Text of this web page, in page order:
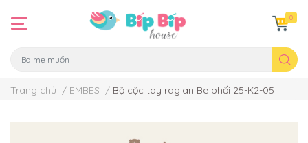
0
Trang chủ / EMBES / Bộ cộc tay raglan Be phối 25-K2-05